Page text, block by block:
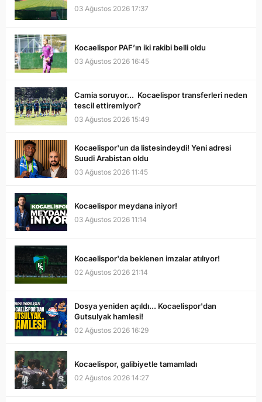
03 Ağustos 2026 17:37
Kocaelispor PAF’ın iki rakibi belli oldu
03 Ağustos 2026 16:45
Camia soruyor... Kocaelispor transferleri neden
tescil ettiremiyor?
03 Ağustos 2026 15:49
Kocaelispor'un da listesindeydi! Yeni adresi
Suudi Arabistan oldu
03 Ağustos 2026 11:45
Kocaelispor meydana iniyor!
03 Ağustos 2026 11:14
Kocaelispor'da beklenen imzalar atılıyor!
02 Ağustos 2026 21:14
Dosya yeniden açıldı... Kocaelispor'dan
Gutsulyak hamlesi!
02 Ağustos 2026 16:29
Kocaelispor, galibiyetle tamamladı
02 Ağustos 2026 14:27